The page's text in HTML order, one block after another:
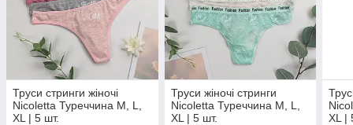
Труси стринги жіночі
Nicoletta Туреччина M, L,
XL | 5 шт.
Труси жіночі стринги
Nicoletta Туреччина M, L,
XL | 5 шт.
XL |